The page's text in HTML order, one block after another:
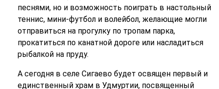
песнями, но и возможность поиграть в настольный
теннис, мини-футбол и волейбол, желающие могли
отправиться на прогулку по тропам парка,
прокатиться по канатной дороге или насладиться
рыбалкой на пруду.
А сегодня в селе Сигаево будет освящен первый и
единственный храм в Удмуртии, посвященный